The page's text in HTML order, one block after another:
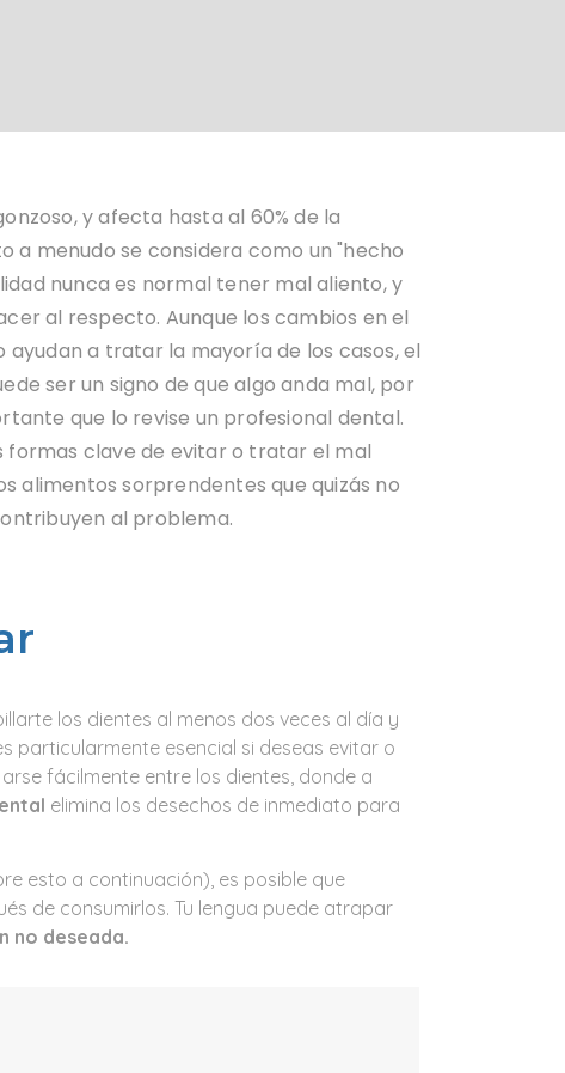
y afecta hasta al 60% de la
a menudo se considera como un "hecho
nunca es normal tener mal aliento, y
al respecto. Aunque los cambios en el
ayudan a tratar la mayoría de los casos, el
ser un signo de que algo anda mal, por
que lo revise un profesional dental.
clave de evitar o tratar el mal
alimentos sorprendentes que quizás no
al problema.
los dientes al menos dos veces al día y
particularmente esencial si deseas evitar o
fácilmente entre los dientes, donde a
elimina los desechos de inmediato para
esto a continuación), es posible que
de consumirlos. Tu lengua puede atrapar
no deseada.